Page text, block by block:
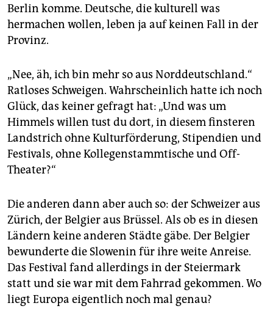
fragen & hilfe
unterstützen
genossenschaft
epaper login
Berlin komme. Deutsche, die kulturell was
hermachen wollen, leben ja auf keinen Fall in der
Provinz.
„Nee, äh, ich bin mehr so aus Norddeutschland.“
Ratloses Schweigen. Wahrscheinlich hatte ich noch
Glück, das keiner gefragt hat: „Und was um
Himmels willen tust du dort, in diesem finsteren
Landstrich ohne Kulturförderung, Stipendien und
Festivals, ohne Kollegenstammtische und Off-
Theater?“
Die anderen dann aber auch so: der Schweizer aus
Zürich, der Belgier aus Brüssel. Als ob es in diesen
Ländern keine anderen Städte gäbe. Der Belgier
bewunderte die Slowenin für ihre weite Anreise.
Das Festival fand allerdings in der Steiermark
statt und sie war mit dem Fahrrad gekommen. Wo
liegt Europa eigentlich noch mal genau?